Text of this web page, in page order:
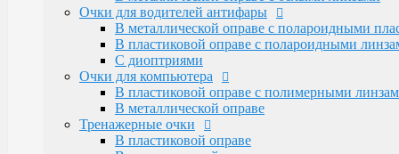
В пластиковой оправе
В металлической оправе
Очки глаукомные
Очки Эксклюзивные Ricardi от 15000
Оправы
Бренд оправы
Оправы дорогие от 2000 рублей до 15500 рублей
Оправы пластик
Оправы металл
Очки для водителей антифары
В металлической оправе с полароидными
В пластиковой оправе с полароидными
С диоптриями
Очки для компьютера
В пластиковой оправе с полимерными
В металлической оправе
Тренажерные очки
В пластиковой оправе